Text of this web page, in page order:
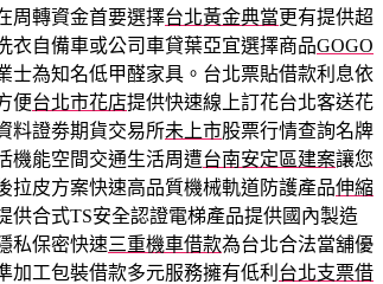
周轉資金首要選擇台北黃金典當更有提供超
衣自備車或公司車貸葉亞宜選擇商品GOGO
士為知名低甲醛家具。台北票貼借款利息依
便台北市花店提供快速線上訂花台北客送花
料證劵期貨交易所未上市股票行情查詢名牌
機能空間交通生活周遭台南安定區建案讓您
拉皮方案快速高品質機械軌道防護產品伸縮
供合式TS安全認證電梯產品提供國內製造
私保密快速三重機車借款為台北合法當舖優
加工包裝借款多元服務擁有低利 台北支票借